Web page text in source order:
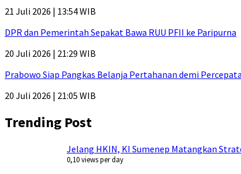
21 Juli 2026 | 13:54 WIB
DPR dan Pemerintah Sepakat Bawa RUU PFII ke Paripurna
20 Juli 2026 | 21:29 WIB
Prabowo Siap Pangkas Belanja Pertahanan demi
20 Juli 2026 | 21:05 WIB
Trending Post
Jelang HKIN, KI Sumenep Matangkan
0,10 views per day